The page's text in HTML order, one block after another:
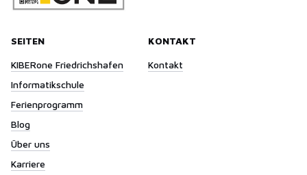
SEITEN
KIBERone Friedrichshafen
Informatikschule
Ferienprogramm
Blog
Über uns
Karriere
KONTAKT
Kontakt